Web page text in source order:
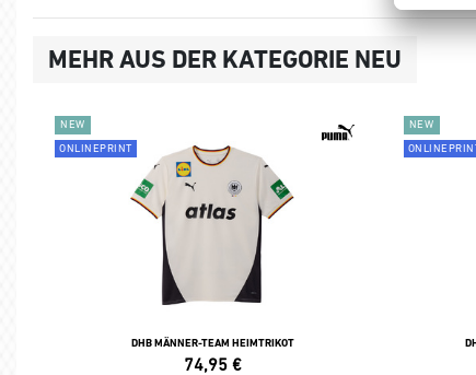
MEHR AUS DER KATEGORIE NEU
NEW
ONLINEPRINT
DHB MÄNNER-TEAM HEIMTRIKOT
74,95 €
NEW